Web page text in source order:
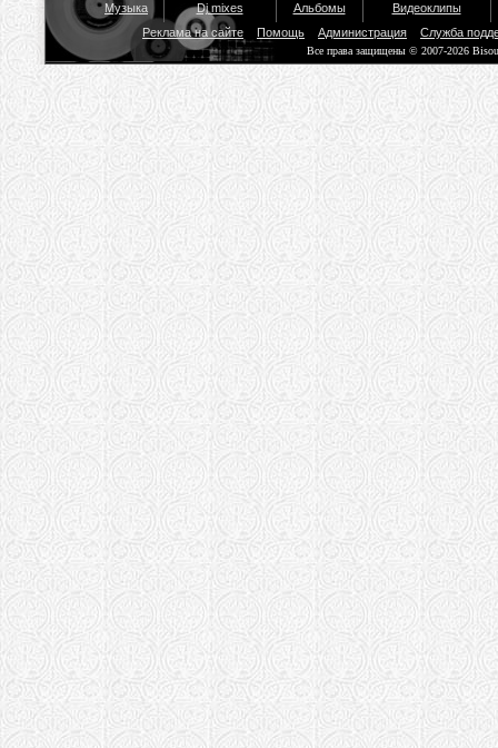
Музыка Dj mixes Альбомы
Видеоклипы
Реклама на сайте
Помощь Администрация Служба
Все права защищены © 2007-2026